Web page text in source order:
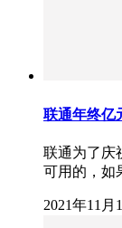
联通年终亿
联通为了庆
可用的，
2021年11月